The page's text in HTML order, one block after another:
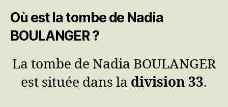
Où est la tombe de Nadia
BOULANGER ?
La tombe de Nadia BOULANGER
est située dans la division 33.